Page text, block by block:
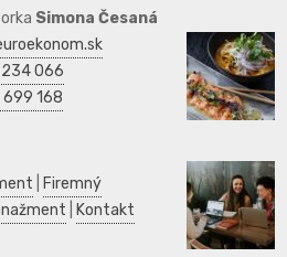
Simona Česaná
066
168
Firemný
Kontakt